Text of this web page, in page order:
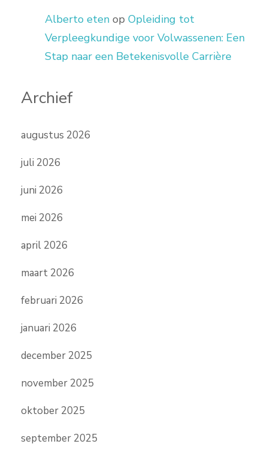
Alberto eten op Opleiding tot
Verpleegkundige voor Volwassenen: Een
Stap naar een Betekenisvolle Carrière
Archief
augustus 2026
juli 2026
juni 2026
mei 2026
april 2026
maart 2026
februari 2026
januari 2026
december 2025
november 2025
oktober 2025
september 2025